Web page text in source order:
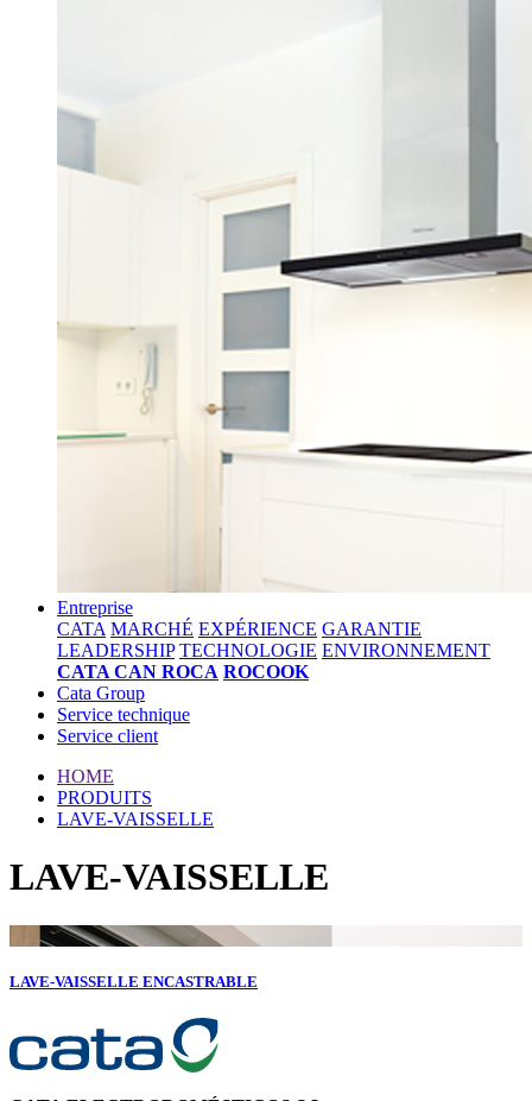
Entreprise
CATA MARCHÉ EXPÉRIENCE GARANTIE
LEADERSHIP TECHNOLOGIE ENVIRONNEMENT
CATA CAN ROCA ROCOOK
Cata Group
Service technique
Service client
HOME
PRODUITS
LAVE-VAISSELLE
LAVE-VAISSELLE
LAVE-VAISSELLE ENCASTRABLE